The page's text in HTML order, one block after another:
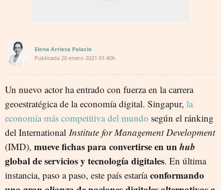
Elena Arrieta Palacio
Publicada 20 enero 2021 01:40h
Un nuevo actor ha entrado con fuerza en la carrera
geoestratégica de la economía digital. Singapur, la
economía más competitiva del mundo según el ránking
del International Institute for Management Development
(IMD), mueve fichas para convertirse en unhub
global de servicios y tecnología digitales. En última
instancia, paso a paso, este país estaríaconformando